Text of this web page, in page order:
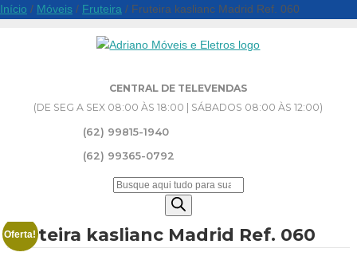
CENTRAL DE TELEVENDAS
(DE SEG A SEX 08:00 ÀS 18:00 | SÁBADOS 08:00 ÀS 12:00)
(62) 99815-1940
(62) 99365-0792
Pesquisar
Início / Móveis / Fruteira / Fruteira kaslianc Madrid Ref. 060
Fruteira kaslianc Madrid Ref. 060
Oferta!